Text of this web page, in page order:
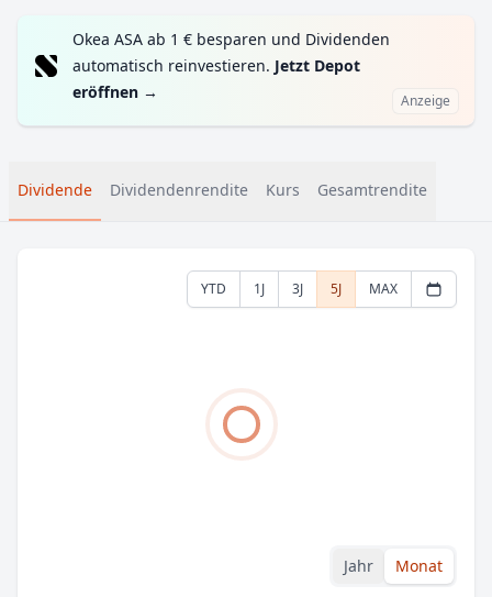
Okea ASA ab 1 € besparen und Dividenden
automatisch reinvestieren. Jetzt Depot
eröffnen → Anzeige
Dividende Dividendenrendite Kurs Gesamtrendite
YTD 1J 3J 5J MAX
Jahr Monat